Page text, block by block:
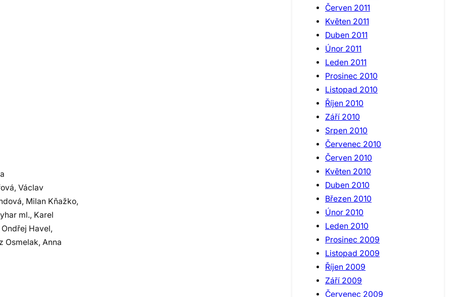
Václav
Milan Kňažko,
ml., Karel
Havel,
Osmelak, Anna
Červen 2011
Květen 2011
Duben 2011
Únor 2011
Leden 2011
Prosinec 2010
Listopad 2010
Říjen 2010
Září 2010
Srpen 2010
Červenec 2010
Červen 2010
Květen 2010
Duben 2010
Březen 2010
Únor 2010
Leden 2010
Prosinec 2009
Listopad 2009
Říjen 2009
Září 2009
Červenec 2009